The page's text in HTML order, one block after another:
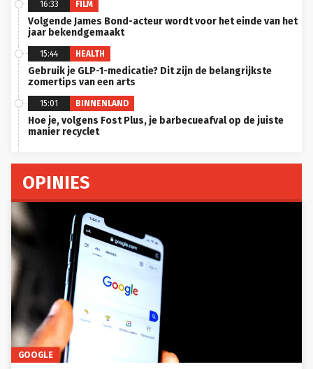
16:33 FILM
Volgende James Bond-acteur wordt voor het einde van het
jaar bekendgemaakt
15:44 HEALTH
Gebruik je GLP-1-medicatie? Dit zijn de belangrijkste
zomertips van een arts
15:01 BINNENLAND
Hoe je, volgens Fost Plus, je barbecueafval op de juiste
manier recyclet
OPINIES
GOOGLE